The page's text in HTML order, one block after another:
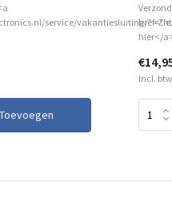
service/vakantiesluiting/">Zie
Toevoegen
hier</
Incl. btw